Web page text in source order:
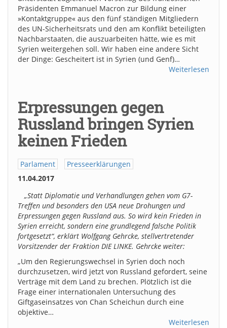
Präsidenten Emmanuel Macron zur Bildung einer
»Kontaktgruppe« aus den fünf ständigen Mitgliedern
des UN-Sicherheitsrats und den am Konflikt beteiligten
Nachbarstaaten, die auszuarbeiten hätte, wie es mit
Syrien weitergehen soll. Wir haben eine andere Sicht
der Dinge: Gescheitert ist in Syrien (und Genf)…
Weiterlesen
Erpressungen gegen
Russland bringen Syrien
keinen Frieden
Parlament
Presseerklärungen
11.04.2017
„Statt Diplomatie und Verhandlungen gehen vom G7-
Treffen und besonders den USA neue Drohungen und
Erpressungen gegen Russland aus. So wird kein Frieden in
Syrien erreicht, sondern eine grundlegend falsche Politik
fortgesetzt“, erklärt Wolfgang Gehrcke, stellvertretender
Vorsitzender der Fraktion DIE LINKE. Gehrcke weiter:
„Um den Regierungswechsel in Syrien doch noch
durchzusetzen, wird jetzt von Russland gefordert, seine
Verträge mit dem Land zu brechen. Plötzlich ist die
Frage einer internationalen Untersuchung des
Giftgaseinsatzes von Chan Scheichun durch eine
objektive…
Weiterlesen